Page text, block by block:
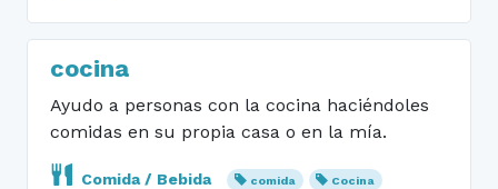
cocina
Ayudo a personas con la cocina haciéndoles
comidas en su propia casa o en la mía.
Comida / Bebida comida
Cocina